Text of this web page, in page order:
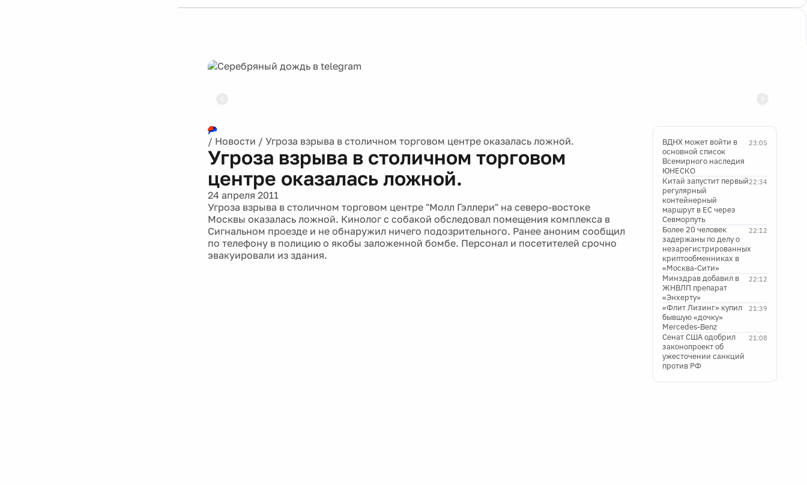
/ Новости / Угроза взрыва в столичном торговом центре оказалась ложной.
Угроза взрыва в столичном торговом
центре оказалась ложной.
24 апреля 2011
Угроза взрыва в столичном торговом центре "Молл Гэллери" на северо-востоке
Москвы оказалась ложной. Кинолог с собакой обследовал помещения комплекса в
Сигнальном проезде и не обнаружил ничего подозрительного. Ранее аноним сообщил
по телефону в полицию о якобы заложенной бомбе. Персонал и посетителей срочно
эвакуировали из здания.
23:05
ВДНХ может войти в
основной список
Всемирного наследия
ЮНЕСКО
22:34
Китай запустит первый
регулярный
контейнерный
маршрут в ЕС через
Севморпуть
22:12
Более 20 человек
задержаны по делу о
незарегистрированных
криптообменниках в
«Москва-Сити»
22:12
Минздрав добавил в
ЖНВЛП препарат
«Энхерту»
21:39
«Флит Лизинг» купил
бывшую «дочку»
Mercedes-Benz
21:08
Сенат США одобрил
законопроект об
ужесточении санкций
против РФ